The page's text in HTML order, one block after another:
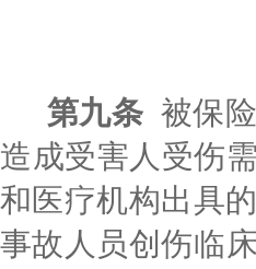
第九条 被保
造成受害人受伤
和医疗机构出具
事故人员创伤临